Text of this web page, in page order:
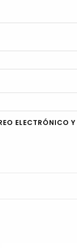
ELECTRÓNICO